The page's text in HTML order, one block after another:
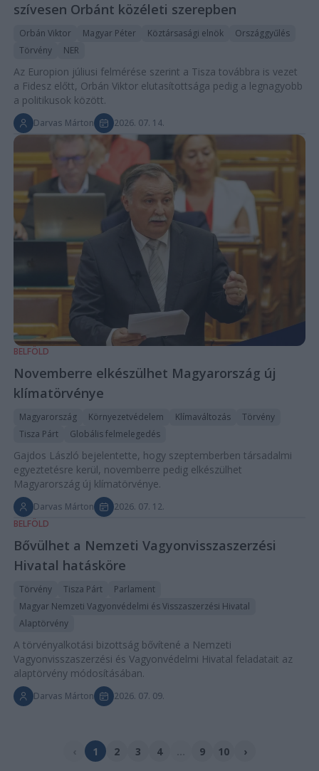
szívesen Orbánt közéleti szerepben
Orbán Viktor Magyar Péter Köztársasági elnök
Országgyűlés
Törvény
NER
Az Europion júliusi felmérése szerint a Tisza továbbra is vezet
a Fidesz előtt, Orbán Viktor elutasítottsága pedig a legnagyobb
a politikusok között.
Darvas Márton 2026. 07. 14.
BELFÖLD
Novemberre elkészülhet Magyarország új
klímatörvénye
Magyarország Környezetvédelem Klímaváltozás
Törvény
Tisza Párt
Globális felmelegedés
Gajdos László bejelentette, hogy szeptemberben társadalmi
egyeztetésre kerül, novemberre pedig elkészülhet
Magyarország új klímatörvénye.
Darvas Márton
2026. 07. 12.
BELFÖLD
Bővülhet a Nemzeti Vagyonvisszaszerzési
Hivatal hatásköre
Törvény Tisza Párt
Parlament
Magyar Nemzeti Vagyonvédelmi és Visszaszerzési Hivatal
Alaptörvény
A törvényalkotási bizottság bővítené a Nemzeti
Vagyonvisszaszerzési és Vagyonvédelmi Hivatal feladatait az
alaptörvény módosításában.
Darvas Márton 2026. 07. 09.
‹ 1 2 3 4 9 10 ›